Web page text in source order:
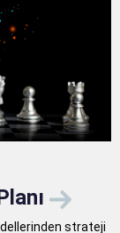
strateji